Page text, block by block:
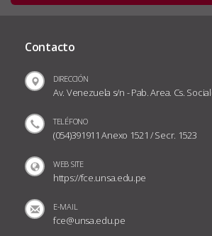
Contacto
DIRECCIÓN
Av. Venezuela s/n - Pab. Area. Cs.
TELÉFONO
(054)391911 Anexo 1521 / Secr. 1523
WEB SITE
https://fce.unsa.edu.pe
E-MAIL
fce@unsa.edu.pe